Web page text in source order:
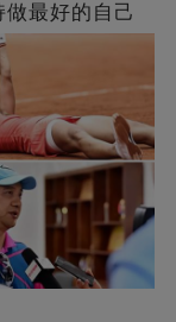
最好的自己